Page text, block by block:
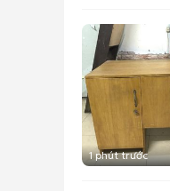
1 phút trước